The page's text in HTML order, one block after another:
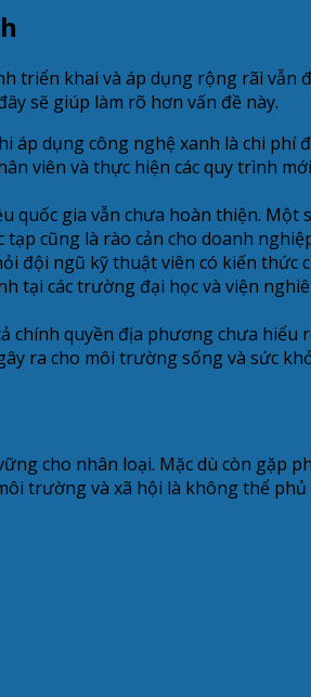
triển khai và áp dụng rộng rãi vẫn
sẽ giúp làm rõ hơn vấn đề này.
dụng công nghệ xanh là chi phí
viên và thực hiện các quy trình
quốc gia vẫn chưa hoàn thiện. Một
cũng là rào cản cho doanh
đội ngũ kỹ thuật viên có kiến
tại các trường đại học và viện
quyền địa phương chưa hiểu
ra cho môi trường sống và sức
cho nhân loại. Mặc dù còn gặp
trường và xã hội là không thể phủ